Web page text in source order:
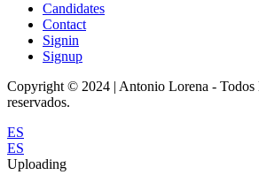
Candidates
Contact
Signin
Signup
Copyright © 2024 | Antonio Lorena - Todos
reservados.
ES
ES
Uploading